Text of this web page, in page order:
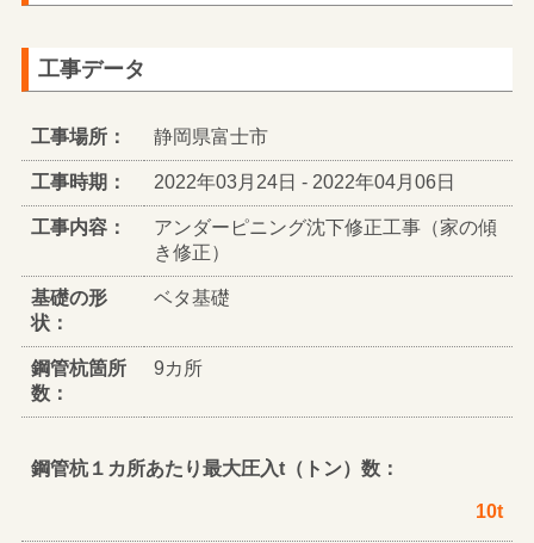
工事データ
工事場所： 静岡県富士市
工事時期： 2022年03月24日 - 2022年04月06日
工事内容：
アンダーピニング沈下修正工事（家の傾
き修正）
基礎の形
状：
ベタ基礎
鋼管杭箇所
数：
9カ所
鋼管杭１カ所あたり最大圧入t（トン）数：
10t